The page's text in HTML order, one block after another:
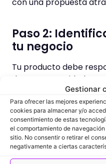
Gestionar
Para ofrecer las mejores
cookies para almacenar y/o
consentimiento de estas
el comportamiento de
sitio. No consentir o retirar el
negativamente a ciertas
Paso 2:
tu negocio
Tu producto debe
deseo o necesidad
esto en detalle, ya que
negocio. Una vez lo
papel tiene tu empresa
Ese será tu objetivo:
¿Cómo?